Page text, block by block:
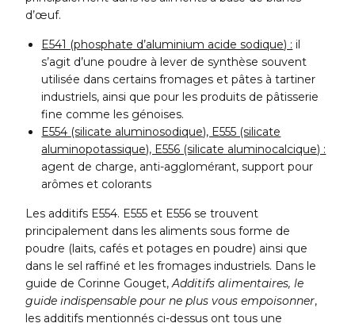
d’œuf.
E541 (phosphate d’aluminium acide sodique) : il
s’agit d’une poudre à lever de synthèse souvent
utilisée dans certains fromages et pâtes à tartiner
industriels, ainsi que pour les produits de pâtisserie
fine comme les génoises.
E554 (silicate aluminosodique), E555 (silicate
aluminopotassique), E556 (silicate aluminocalcique) :
agent de charge, anti-agglomérant, support pour
arômes et colorants
Les additifs E554. E555 et E556 se trouvent
principalement dans les aliments sous forme de
poudre (laits, cafés et potages en poudre) ainsi que
dans le sel raffiné et les fromages industriels. Dans le
guide de Corinne Gouget,Additifs alimentaires, le
guide indispensable pour ne plus vous empoisonner,
les additifs mentionnés ci-dessus ont tous une